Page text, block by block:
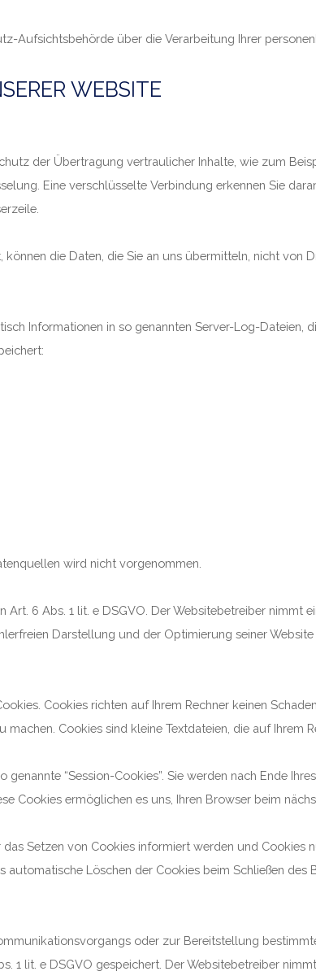
Aufsichtsbehörde über die Verarbeitung Ihrer
WEBSITE
der Übertragung vertraulicher Inhalte, wie zum
Eine verschlüsselte Verbindung erkennen Sie
die Daten, die Sie an uns übermitteln, nicht von
Informationen in so genannten Server-Log-
wird nicht vorgenommen.
6 Abs. 1 lit. e DSGVO. Der Websitebetreiber nimmt
Darstellung und der Optimierung seiner
Cookies richten auf Ihrem Rechner keinen
Cookies sind kleine Textdateien, die auf Ihrem
“Session-Cookies”. Sie werden nach Ende
Cookies ermöglichen es uns, Ihren Browser beim
Setzen von Cookies informiert werden und
automatische Löschen der Cookies beim Schließen
oder zur Bereitstellung
1 lit. e DSGVO gespeichert. Der Websitebetreiber